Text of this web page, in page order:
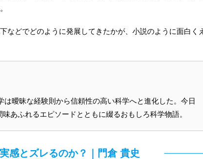
などでどのように発展してきたかが、小説のように面白く
曖昧な経験則から信頼性の高い科学へと進化した。今日
あふれるエピソードとともに綴るおもしろ科学物語。
感とズレるのか？｜門倉 貴史